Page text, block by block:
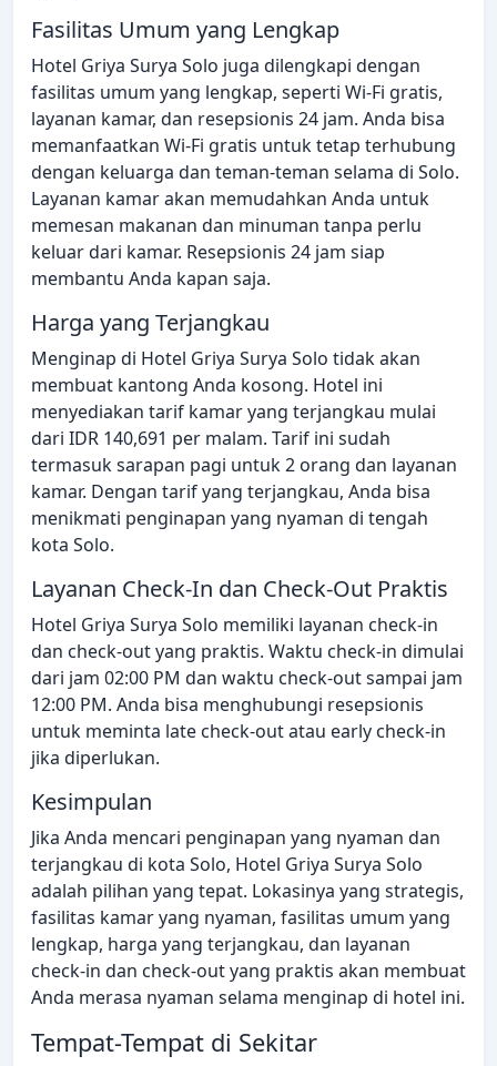
Fasilitas Umum yang Lengkap
Hotel Griya Surya Solo juga dilengkapi dengan
fasilitas umum yang lengkap, seperti Wi-Fi gratis,
layanan kamar, dan resepsionis 24 jam. Anda bisa
memanfaatkan Wi-Fi gratis untuk tetap terhubung
dengan keluarga dan teman-teman selama di Solo.
Layanan kamar akan memudahkan Anda untuk
memesan makanan dan minuman tanpa perlu
keluar dari kamar. Resepsionis 24 jam siap
membantu Anda kapan saja.
Harga yang Terjangkau
Menginap di Hotel Griya Surya Solo tidak akan
membuat kantong Anda kosong. Hotel ini
menyediakan tarif kamar yang terjangkau mulai
dari IDR 140,691 per malam. Tarif ini sudah
termasuk sarapan pagi untuk 2 orang dan layanan
kamar. Dengan tarif yang terjangkau, Anda bisa
menikmati penginapan yang nyaman di tengah
kota Solo.
Layanan Check-In dan Check-Out Praktis
Hotel Griya Surya Solo memiliki layanan check-in
dan check-out yang praktis. Waktu check-in dimulai
dari jam 02:00 PM dan waktu check-out sampai jam
12:00 PM. Anda bisa menghubungi resepsionis
untuk meminta late check-out atau early check-in
jika diperlukan.
Kesimpulan
Jika Anda mencari penginapan yang nyaman dan
terjangkau di kota Solo, Hotel Griya Surya Solo
adalah pilihan yang tepat. Lokasinya yang strategis,
fasilitas kamar yang nyaman, fasilitas umum yang
lengkap, harga yang terjangkau, dan layanan
check-in dan check-out yang praktis akan membuat
Anda merasa nyaman selama menginap di hotel ini.
Tempat-Tempat di Sekitar